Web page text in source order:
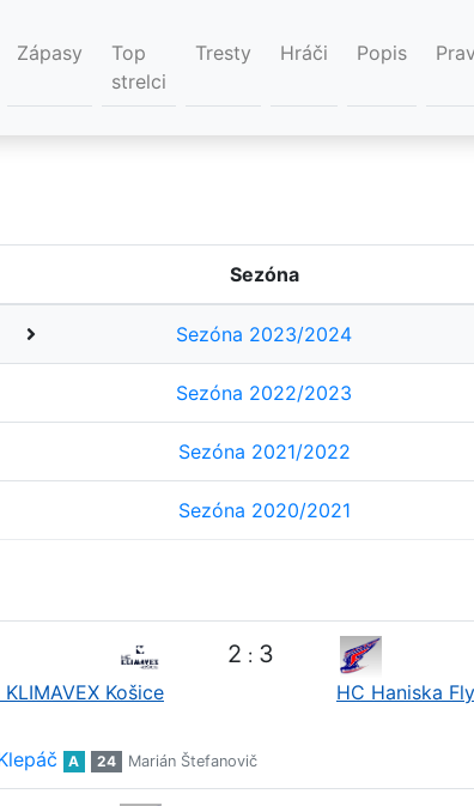
Zápasy
Top
strelci
Tresty Hráči Popis
Sezóna
Sezóna 2023/2024
Sezóna 2022/2023
Sezóna 2021/2022
Sezóna 2020/2021
KLIMAVEX Košice
2 : 3
HC Haniska
A 24 Marián Štefanovič